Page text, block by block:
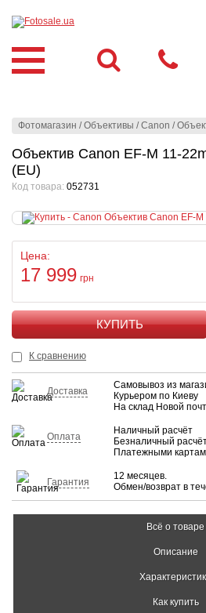
Фотомагазин /Объективы /Canon /
Объектив Canon EF-M 11-
(EU)
Код товара: 052731
Цена:
17 999 грн
КУПИТЬ
К сравнению
Доставка
Самовывоз из
Курьером по Киеву
На склад Новой
Оплата
Наличный расчёт
Безналичный
Платежными
Гарантия
12 месяцев.
Обмен/возврат в
Всё о товаре
Описание
Как купить